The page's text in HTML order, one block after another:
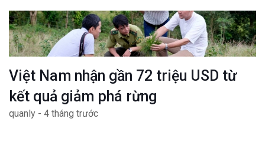
Việt Nam nhận gần 72 triệu USD từ
kết quả giảm phá rừng
quanly - 4 tháng trước